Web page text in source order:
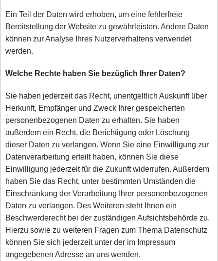
Ein Teil der Daten wird erhoben, um eine fehlerfreie
Bereitstellung der Website zu gewährleisten. Andere Daten
können zur Analyse Ihres Nutzerverhaltens verwendet
werden.
Welche Rechte haben Sie bezüglich Ihrer Daten?
Sie haben jederzeit das Recht, unentgeltlich Auskunft über
Herkunft, Empfänger und Zweck Ihrer gespeicherten
personenbezogenen Daten zu erhalten. Sie haben
außerdem ein Recht, die Berichtigung oder Löschung
dieser Daten zu verlangen. Wenn Sie eine Einwilligung zur
Datenverarbeitung erteilt haben, können Sie diese
Einwilligung jederzeit für die Zukunft widerrufen. Außerdem
haben Sie das Recht, unter bestimmten Umständen die
Einschränkung der Verarbeitung Ihrer personenbezogenen
Daten zu verlangen. Des Weiteren steht Ihnen ein
Beschwerderecht bei der zuständigen Aufsichtsbehörde zu.
Hierzu sowie zu weiteren Fragen zum Thema Datenschutz
können Sie sich jederzeit unter der im Impressum
angegebenen Adresse an uns wenden.